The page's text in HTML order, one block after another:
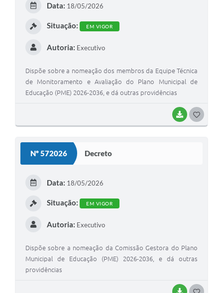
BAIXAR
Data: 18/05/2026
Situação: EM VIGOR
Autoria: Executivo
Dispõe sobre a nomeação dos membros da Equipe Técnica
de Monitoramento e Avaliação do Plano Municipal de
Educação (PME) 2026-2036, e dá outras providências
Nº 572026 Decreto
BAIXAR
Data: 18/05/2026
Situação: EM VIGOR
Autoria: Executivo
Dispõe sobre a nomeação da Comissão Gestora do Plano
Municipal de Educação (PME) 2026-2036, e dá outras
providências